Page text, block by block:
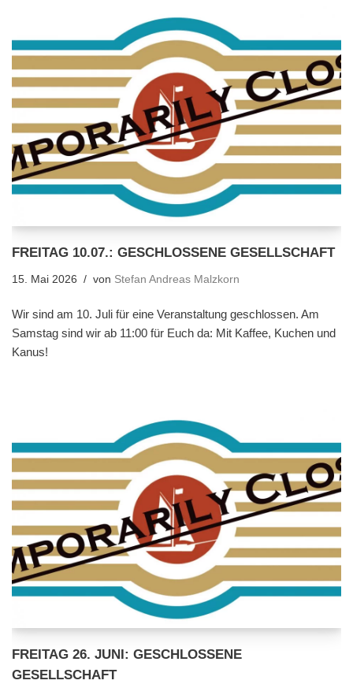
FREITAG 10.07.: GESCHLOSSENE GESELLSCHAFT
15. Mai 2026 von Stefan Andreas Malzkorn
Wir sind am 10. Juli für eine Veranstaltung geschlossen. Am
Samstag sind wir ab 11:00 für Euch da: Mit Kaffee, Kuchen und
Kanus!
FREITAG 26. JUNI: GESCHLOSSENE
GESELLSCHAFT